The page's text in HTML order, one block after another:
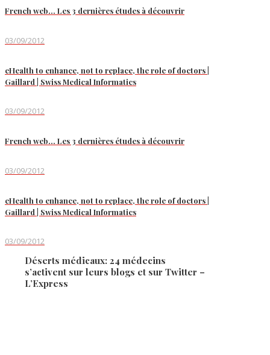
French web… Les 3 dernières études à découvrir
03/09/2012
eHealth to enhance, not to replace, the role of doctors |
Gaillard | Swiss Medical Informatics
03/09/2012
French web… Les 3 dernières études à découvrir
03/09/2012
eHealth to enhance, not to replace, the role of doctors |
Gaillard | Swiss Medical Informatics
03/09/2012
Déserts médicaux: 24 médecins
s’activent sur leurs blogs et sur Twitter –
L’Express